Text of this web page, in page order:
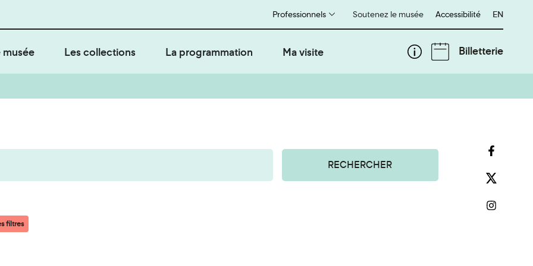
Soutenez le musée
Professionnels Accessibilité English
EN
musée Les collections La programmation Ma visite Billetterie
RECHERCHER
filtres